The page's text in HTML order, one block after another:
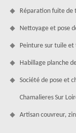
Réparation fuite de
Nettoyage et pose
Peinture sur tuile et
Habillage planche
Société de pose et
Chamalieres Sur
Artisan couvreur,